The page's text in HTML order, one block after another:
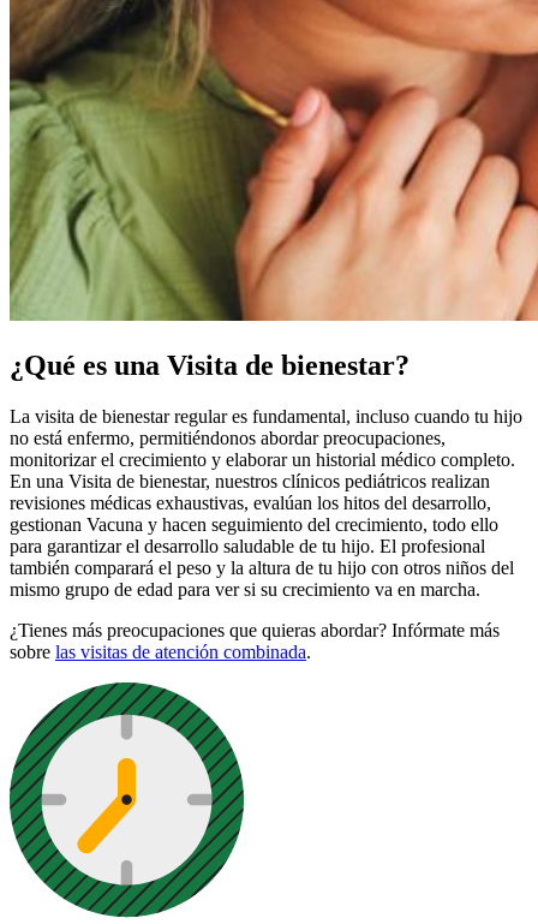
¿Qué es una Visita de bienestar?
La visita de bienestar regular es fundamental, incluso cuando tu hijo
no está enfermo, permitiéndonos abordar preocupaciones,
monitorizar el crecimiento y elaborar un historial médico completo.
En una Visita de bienestar, nuestros clínicos pediátricos realizan
revisiones médicas exhaustivas, evalúan los hitos del desarrollo,
gestionan Vacuna y hacen seguimiento del crecimiento, todo ello
para garantizar el desarrollo saludable de tu hijo. El profesional
también comparará el peso y la altura de tu hijo con otros niños del
mismo grupo de edad para ver si su crecimiento va en marcha.
¿Tienes más preocupaciones que quieras abordar? Infórmate más
sobre las visitas de atención combinada.